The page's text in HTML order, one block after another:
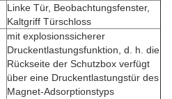
Linke Tür, Beobachtungsfenster,
Kaltgriff Türschloss
mit explosionssicherer
Druckentlastungsfunktion, d. h. die
Rückseite der Schutzbox verfügt
über eine Druckentlastungstür des
Magnet-Adsorptionstyps